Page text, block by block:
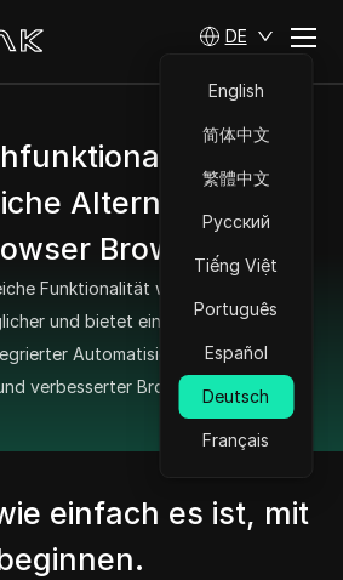
DE
English
简体中文
繁體中文
Русский
Tiếng Việt
Português
Español
Deutsch
Français
und
Alternative zum
Browser
Funktionalität wie der Mbbrowser,
und bietet eine hochfunktionale
Automatisierung, nahtloser
verbesserter Browsing-Stabilität.
einfach es ist, mit